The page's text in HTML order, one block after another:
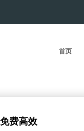
首页
费高效